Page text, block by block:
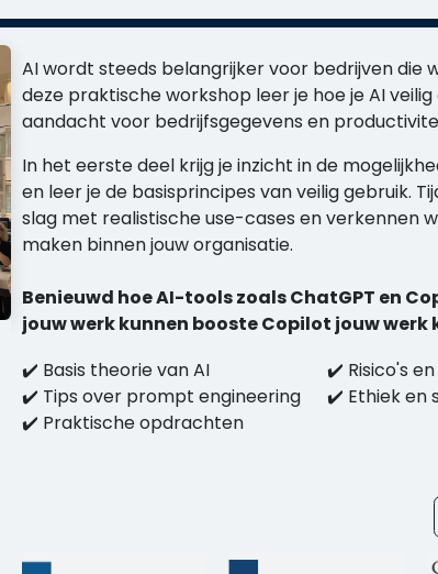
AI wordt steeds belangrijker voor bedrijven die
deze praktische workshop leer je hoe je AI
aandacht voor bedrijfsgegevens en
In het eerste deel krijg je inzicht in de
en leer je de basisprincipes van veilig gebruik.
slag met realistische use-cases en verkennen
maken binnen jouw organisatie.
Benieuwd hoe AI-tools zoals ChatGPT en
jouw werk kunnen booste Copilot jouw werk
✔️ Basis theorie van AI
✔️ Tips over prompt engineering
✔️ Praktische opdrachten
✔️ Risico's
✔️ Ethiek en